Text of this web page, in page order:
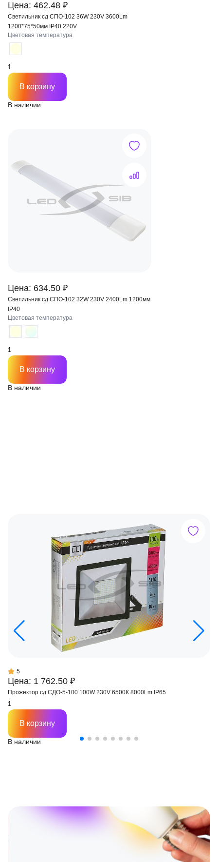
Цена: 462.48 ₽
Светильник сд СПО-102 36W 230V 3600Lm
1200*75*50мм IP40 220V
В наличии
Цветовая температура
В корзину
Цена: 634.50 ₽
Светильник сд СПО-102 32W 230V 2400Lm 1200мм
IP40
В наличии
Цветовая температура
В корзину
Цена: 1 762.50 ₽
5
Прожектор сд СДО-5-100 100W 230V 6500К 8000Lm IP65
В наличии
В корзину